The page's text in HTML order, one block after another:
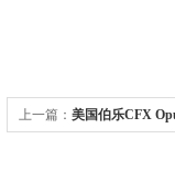
上一篇： 美国伯乐CFX